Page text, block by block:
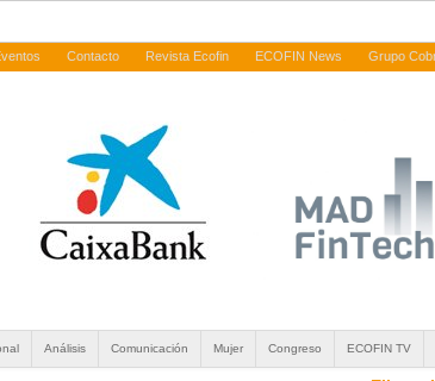
Contacto Revista Ecofin ECOFIN News Grupo
Análisis Comunicación Mujer Congreso ECOFIN TV